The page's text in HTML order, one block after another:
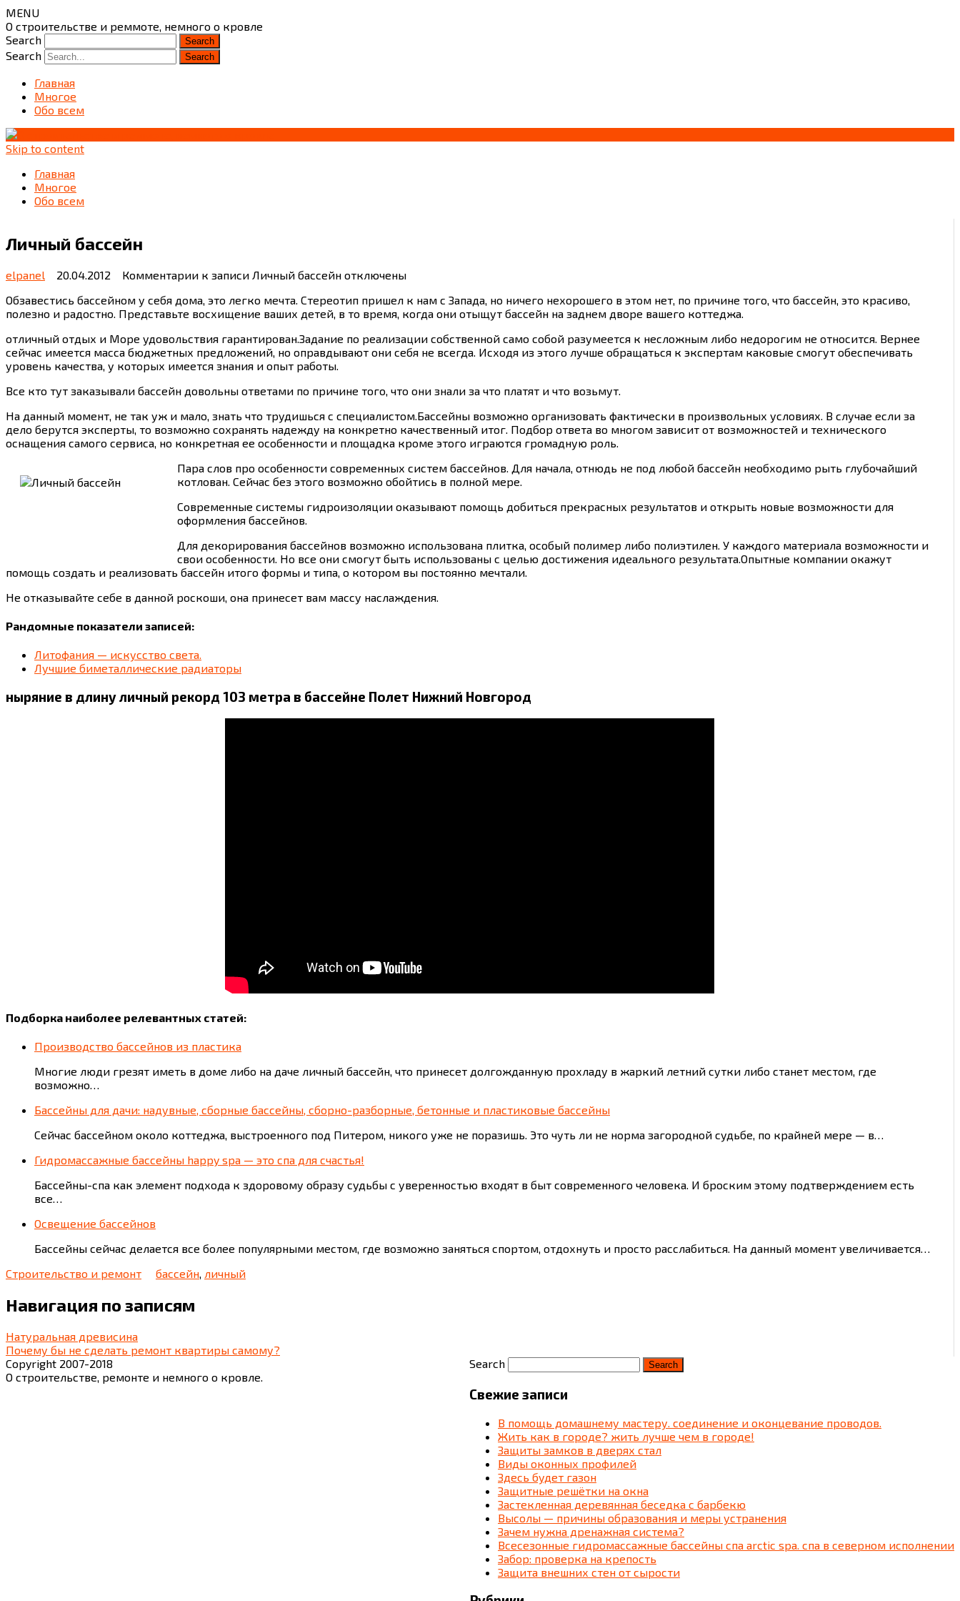
MENU
О строительстве и реммоте, немного о кровле
Search
Search
Главная
Многое
Обо всем
Skip to content
Главная
Многое
Обо всем
Личный бассейн
elpanel 20.04.2012 Комментарии к записи Личный бассейн отключены
Обзавестись бассейном у себя дома, это легко мечта. Стереотип пришел к нам с Запада, но ничего нехорошего в этом нет, по причине того, что бассейн, это красиво,
полезно и радостно. Представьте восхищение ваших детей, в то время, когда они отыщут бассейн на заднем дворе вашего коттеджа.
отличный отдых и Море удовольствия гарантирован.Задание по реализации собственной само собой разумеется к несложным либо недорогим не относится. Вернее
сейчас имеется масса бюджетных предложений, но оправдывают они себя не всегда. Исходя из этого лучше обращаться к экспертам каковые смогут обеспечивать
уровень качества, у которых имеется знания и опыт работы.
Все кто тут заказывали бассейн довольны ответами по причине того, что они знали за что платят и что возьмут.
На данный момент, не так уж и мало, знать что трудишься с специалистом.Бассейны возможно организовать фактически в произвольных условиях. В случае если за
дело берутся эксперты, то возможно сохранять надежду на конкретно качественный итог. Подбор ответа во многом зависит от возможностей и технического
оснащения самого сервиса, но конкретная ее особенности и площадка кроме этого играются громадную роль.
Пара слов про особенности современных систем бассейнов. Для начала, отнюдь не под любой бассейн необходимо рыть глубочайший
котлован. Сейчас без этого возможно обойтись в полной мере.
Современные системы гидроизоляции оказывают помощь добиться прекрасных результатов и открыть новые возможности для
оформления бассейнов.
Для декорирования бассейнов возможно использована плитка, особый полимер либо полиэтилен. У каждого материала возможности и
свои особенности. Но все они смогут быть использованы с целью достижения идеального результата.Опытные компании окажут
помощь создать и реализовать бассейн итого формы и типа, о котором вы постоянно мечтали.
Не отказывайте себе в данной роскоши, она принесет вам массу наслаждения.
Рандомные показатели записей:
Литофания — искусство света.
Лучшие биметаллические радиаторы
ныряние в длину личный рекорд 103 метра в бассейне Полет Нижний Новгород
Подборка наиболее релевантных статей:
Производство бассейнов из пластика
Многие люди грезят иметь в доме либо на даче личный бассейн, что принесет долгожданную прохладу в жаркий летний сутки либо станет местом, где
возможно…
Бассейны для дачи: надувные, сборные бассейны, сборно-разборные, бетонные и пластиковые бассейны
Сейчас бассейном около коттеджа, выстроенного под Питером, никого уже не поразишь. Это чуть ли не норма загородной судьбе, по крайней мере — в…
Гидромассажные бассейны happy spa — это спа для счастья!
Бассейны-спа как элемент подхода к здоровому образу судьбы с уверенностью входят в быт современного человека. И броским этому подтверждением есть
все…
Освещение бассейнов
Бассейны сейчас делается все более популярными местом, где возможно заняться спортом, отдохнуть и просто расслабиться. На данный момент увеличивается…
Строительство и ремонт
бассейн, личный
Навигация по записям
Натуральная древисина
Почему бы не сделать ремонт квартиры самому?
Search
Свежие записи
В помощь домашнему мастеру. соединение и оконцевание проводов.
Жить как в городе? жить лучше чем в городе!
Защиты замков в дверях стал
Виды оконных профилей
Здесь будет газон
Защитные решётки на окна
Застекленная деревянная беседка c барбекю
Высолы — причины образования и меры устранения
Зачем нужна дренажная система?
Всесезонные гидромассажные бассейны спа arctic spa. спа в северном исполнении
Забор: проверка на крепость
Защита внешних стен от сырости
Copyright 2007-2018
О строительстве, ремонте и немного о кровле.